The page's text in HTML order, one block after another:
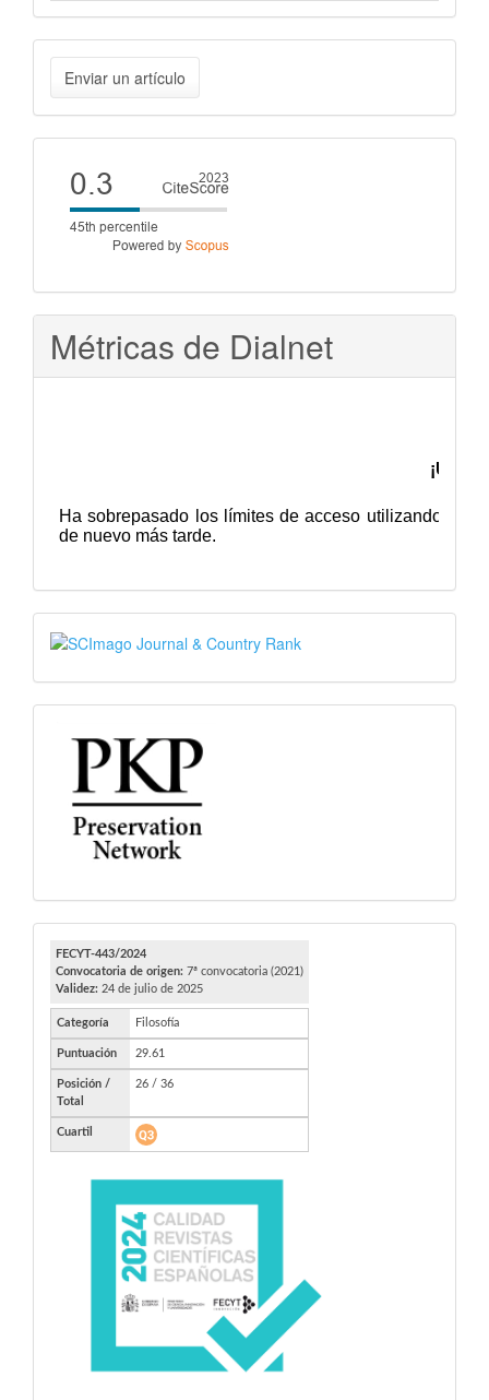
Enviar
un
artículo
Enviar un artículo
Cite
score
Métricas de Dialnet
SJR
PKP
FECYT